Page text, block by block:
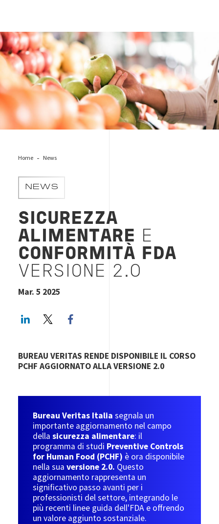
apple-retail-food
Home News
NEWS
SICUREZZA
ALIMENTARE
E
CONFORMITÀ FDA
VERSIONE 2.0
Mar. 5 2025
LinkedInTwitter
BUREAU VERITAS RENDE DISPONIBILE IL CORSO
PCHF AGGIORNATO ALLA VERSIONE 2.0
Bureau Veritas Italia segnala un
importante aggiornamento nel campo
dellasicurezza alimentare: il
programma di studi Preventive Controls
for Human Food (PCHF) è ora disponibile
nella suaversione 2.0. Questo
aggiornamento rappresenta un
significativo passo avanti per i
professionisti del settore, integrando le
più recenti linee guida dell'FDA e offrendo
un valore aggiunto sostanziale.